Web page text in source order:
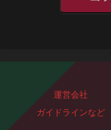
運営会社
ガイドラインなど